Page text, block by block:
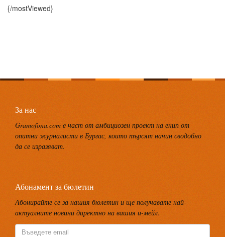
{/mostViewed}
За нас
Gramofona.com е част от амбициозен проект на екип от
опитни журналисти в Бургас, които търсят начин сводобно
да се изразяват.
Абонамент за бюлетин
Абонирайте се за нашия бюлетин и ще получавате най-
актуалните новини директно на вашия и-мейл.